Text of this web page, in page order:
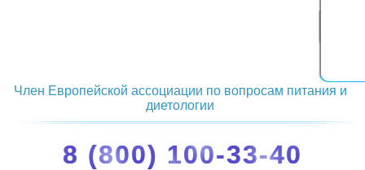
Член Европейской ассоциации по вопросам питания и
диетологии
8 (800) 100-33-40